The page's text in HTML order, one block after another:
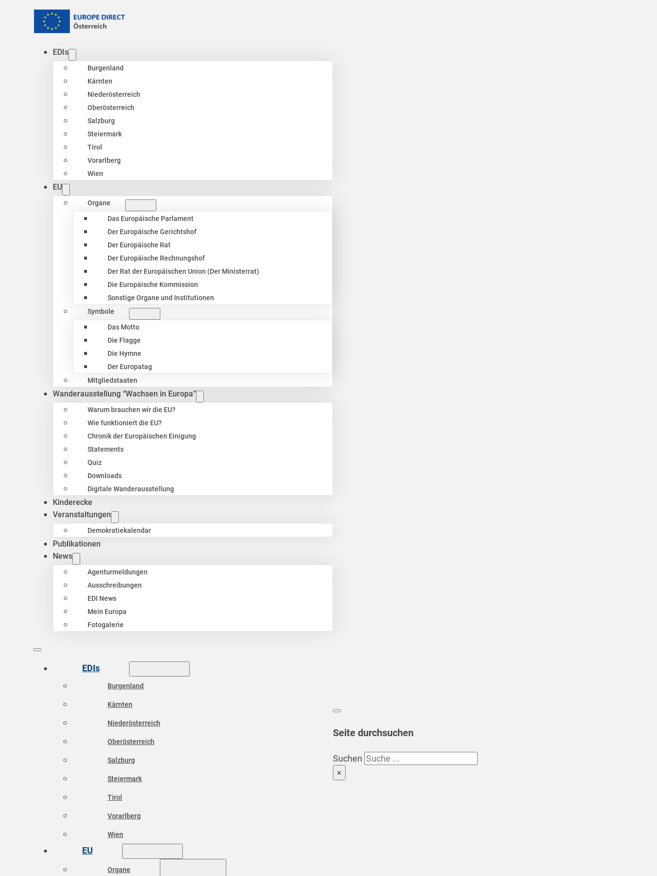
EDIs
Burgenland
Kärnten
Niederösterreich
Oberösterreich
Salzburg
Steiermark
Tirol
Vorarlberg
Wien
EU
Organe
Das Europäische Parlament
Der Europäische Gerichtshof
Der Europäische Rat
Der Europäische Rechnungshof
Der Rat der Europäischen Union (Der Ministerrat)
Die Europäische Kommission
Sonstige Organe und Institutionen
Symbole
Das Motto
Die Flagge
Die Hymne
Der Europatag
Mitgliedstaaten
Wanderausstellung “Wachsen in Europa”
Warum brauchen wir die EU?
Wie funktioniert die EU?
Chronik der Europäischen Einigung
Statements
Quiz
Downloads
Digitale Wanderausstellung
Kinderecke
Veranstaltungen
Demokratiekalendar
Publikationen
News
Agenturmeldungen
Ausschreibungen
EDI News
Mein Europa
Fotogalerie
EDIs
Burgenland
Kärnten
Niederösterreich
Oberösterreich
Salzburg
Steiermark
Tirol
Vorarlberg
Wien
EU
Organe
Seite durchsuchen
Suchen
×